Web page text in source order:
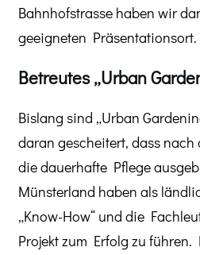
Bahnhofstrasse haben wir
geeigneten Präsentationsort.
Betreutes „Urban
Bislang sind „Urban
daran gescheitert, dass
die dauerhafte Pflege
Münsterland haben als
„Know-How“ und die
Projekt zum Erfolg zu